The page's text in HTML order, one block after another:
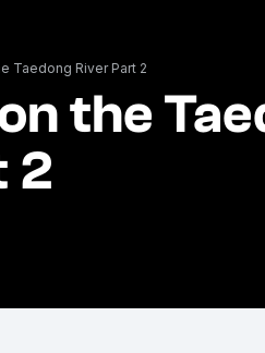
Taedong River Part 2
the
2